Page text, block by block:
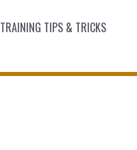
TRAINING TIPS & TRICKS